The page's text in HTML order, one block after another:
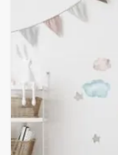
proizvod
ima
više
varijanti.
Opcije
se
mogu
odabrati
na
stranici
proizvoda